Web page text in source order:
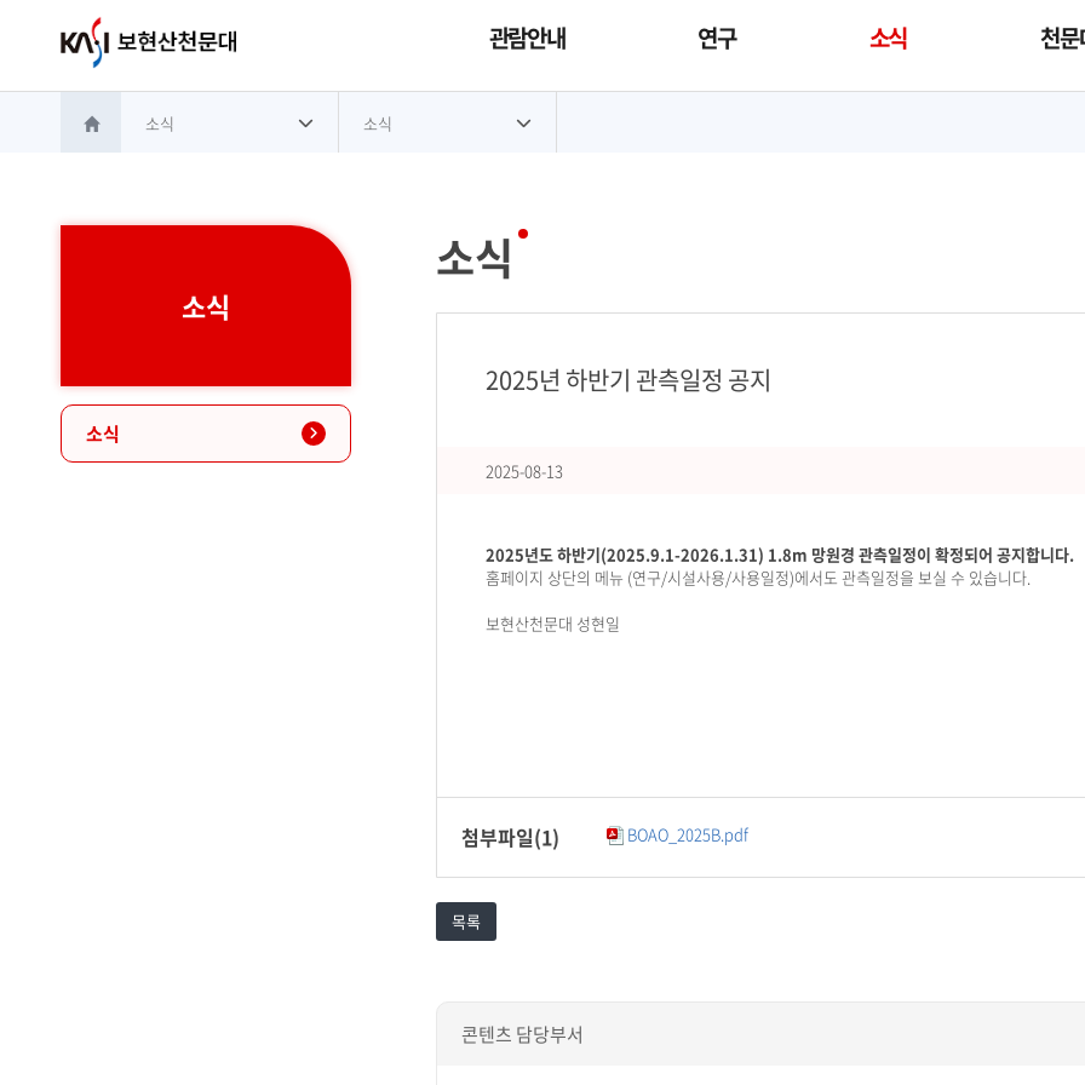
대메뉴
관람안내 연구 소식 천문
홈으로 이동
소식 소식
소식
소식
소식
2025년 하반기 관측일정 공지
2025-08-13
2025년도 하반기(2025.9.1-2026.1.31) 1.8m 망원경 관측일정이 확정되어 공지합니다.
홈페이지 상단의 메뉴 (연구/시설사용/사용일정)에서도 관측일정을 보실 수 있습니다.
보현산천문대 성현일
첨부파일(1) BOAO_2025B.pdf
목록
콘텐츠 담당부서